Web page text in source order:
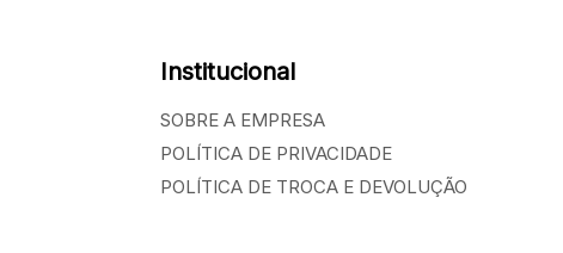
Institucional
SOBRE A EMPRESA
POLÍTICA DE PRIVACIDADE
POLÍTICA DE TROCA E DEVOLUÇÃO